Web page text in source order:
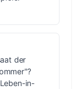
der
in-